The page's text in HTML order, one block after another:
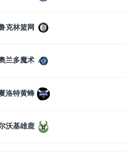
克林篮网
兰多魔术
洛特黄蜂
沃基雄鹿